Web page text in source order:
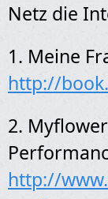
Netz die
1. Meine
http://
2.
http://